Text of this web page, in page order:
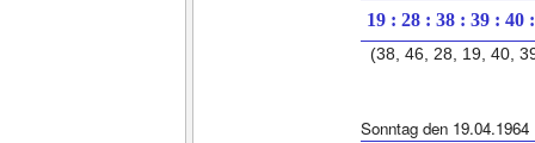
19 : 28 : 38 : 39 : 40
(38, 46, 28, 19, 40,
Sonntag den 19.04.1964